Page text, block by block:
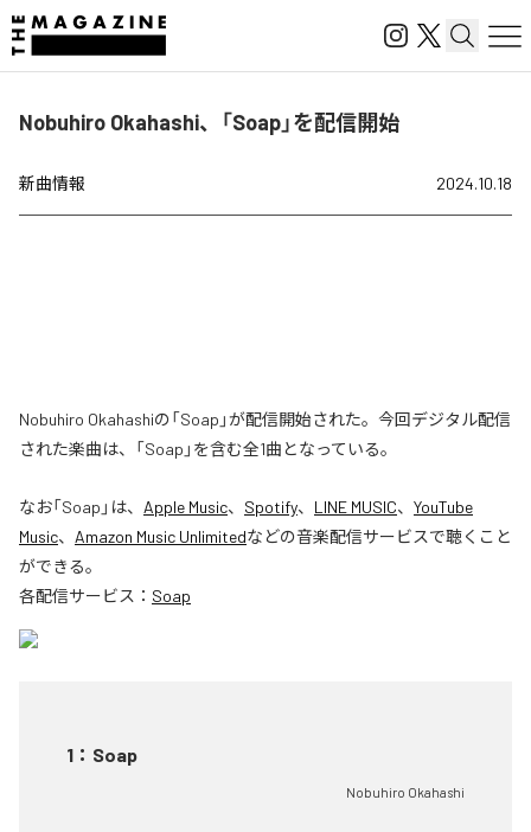
Nobuhiro Okahashi、「Soap」を配信開始
新曲情報 2024.10.18
Nobuhiro Okahashiの「Soap」が配信開始された。今回デジタル配信
された楽曲は、「Soap」を含む全1曲となっている。
なお「Soap 」は、 Apple Music、 Spotify、 LINE MUSIC、 YouTube
Music、 Amazon Music Unlimitedなどの音楽配信サービスで聴くこと
ができる。
各配信サービス： Soap
1 ： Soap
Nobuhiro Okahashi